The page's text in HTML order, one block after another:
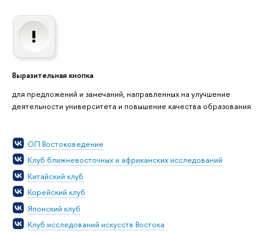
Выразительная кнопка
для предложений и замечаний, направленных на улучшение
деятельности университета и повышение качества образования
ОП Востоковедение
Клуб ближневосточных и африканских исследований
Китайский клуб
Корейский клуб
Японский клуб
Клуб исследований искусств Востока